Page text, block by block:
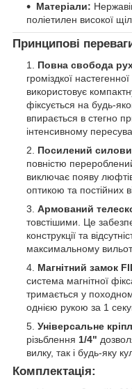
Матеріали:
поліетилен високої
Принципові
Повна свобода
громіздкої
використовує
фіксується на будь-
впирається в стегно
інтенсивному
Посилений
повністю
виключає появу
оптикою та постійних
Армований
товстішими. Це
конструкції та
максимальному
Магнітний замок
система магнітної
тримається у
однією рукою за 1
Універсальне
різьблення 1/4"
вилку, так і будь-яку
Комплектація: